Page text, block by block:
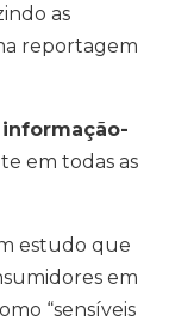
as
reportagem
em todas as
estudo que
em
“sensíveis